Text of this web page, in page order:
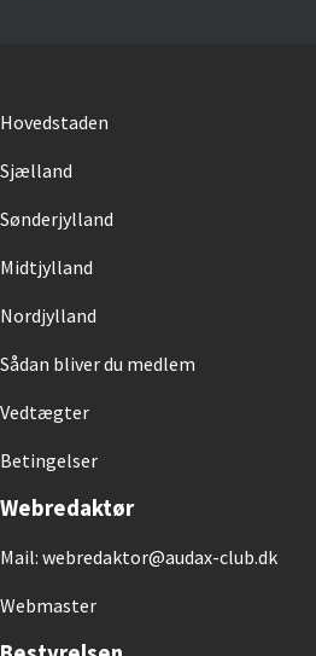
Hovedstaden
Sjælland
Sønderjylland
Midtjylland
Nordjylland
Sådan bliver du medlem
Vedtægter
Betingelser
Webredaktør
Mail: webredaktor@audax-club.dk
Webmaster